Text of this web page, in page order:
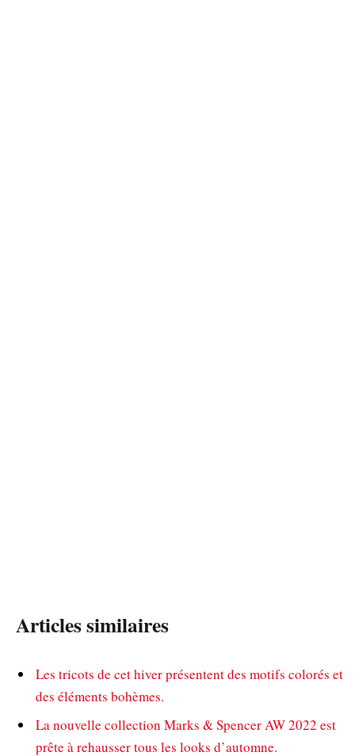
Articles similaires
Les tricots de cet hiver présentent des motifs colorés et
des éléments bohèmes.
La nouvelle collection Marks & Spencer AW 2022 est
prête à rehausser tous les looks d’automne.